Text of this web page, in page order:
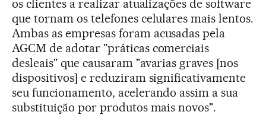
os clientes a realizar atualizações de software
que tornam os telefones celulares mais lentos.
Ambas as empresas foram acusadas pela
AGCM de adotar "práticas comerciais
desleais" que causaram "avarias graves [nos
dispositivos] e reduziram significativamente
seu funcionamento, acelerando assim a sua
substituição por produtos mais novos".